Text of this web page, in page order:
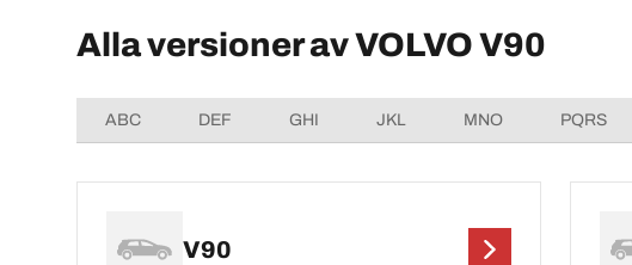
Alla versioner av VOLVO V90
ABC DEF GHI JKL MNO PQRS
V90